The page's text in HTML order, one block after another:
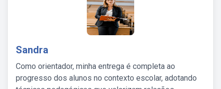
Sandra
Como orientador, minha entrega é completa ao
progresso dos alunos no contexto escolar, adotando